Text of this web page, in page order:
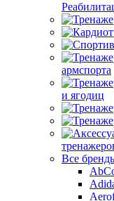
армспорта
и ягодиц
Все